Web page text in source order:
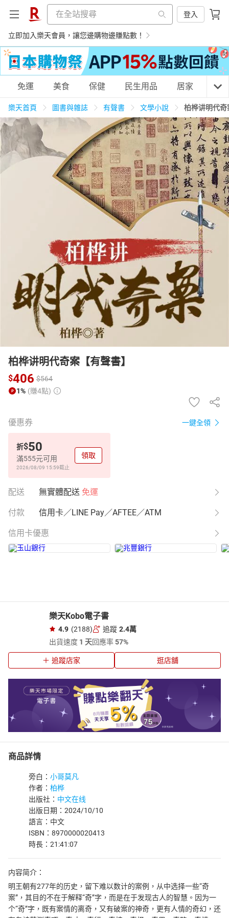
登入
立即加入樂天會員，讓您邊購物邊賺點數！
購物網分類
天天免運 美食蛋糕 養生保健 民生用品
3C家電 運動休閒 親子玩具
化妝保養 情趣用品
電子/紙本書
HOT
免運 美食 保健 民生用品 居家 3C
樂天首頁 圖書與雜誌 有聲書 文學小說 柏桦讲明代
柏桦讲明代奇案【有聲書】
$406 $564
1% (賺4點)
優惠券 一鍵全領
折$50
滿555元可用
2026/08/09 15:59截止
領取
配送 無實體配送 免運
付款 信用卡／LINE Pay／AFTEE／ATM
信用卡優惠
樂天Kobo電子書
4.9 (2188) 追蹤 2.4萬
出貨速度 1 天回應率57%
追蹤店家 逛店舖
商品詳情
旁白： 小哥莫凡
作者： 柏桦
出版社： 中文在线
出版日期：2024/10/10
語言：中文
ISBN：8970000020413
時長：21:41:07
内容简介：
明王朝有277年的历史，留下难以数计的案例，从中选择一些“奇
案”，其目的不在于解释“奇”字，而是在于发现古人的智慧。因为一
个“奇”字，既有案情的离奇，又有破案的神奇，更有人情的奇幻，还